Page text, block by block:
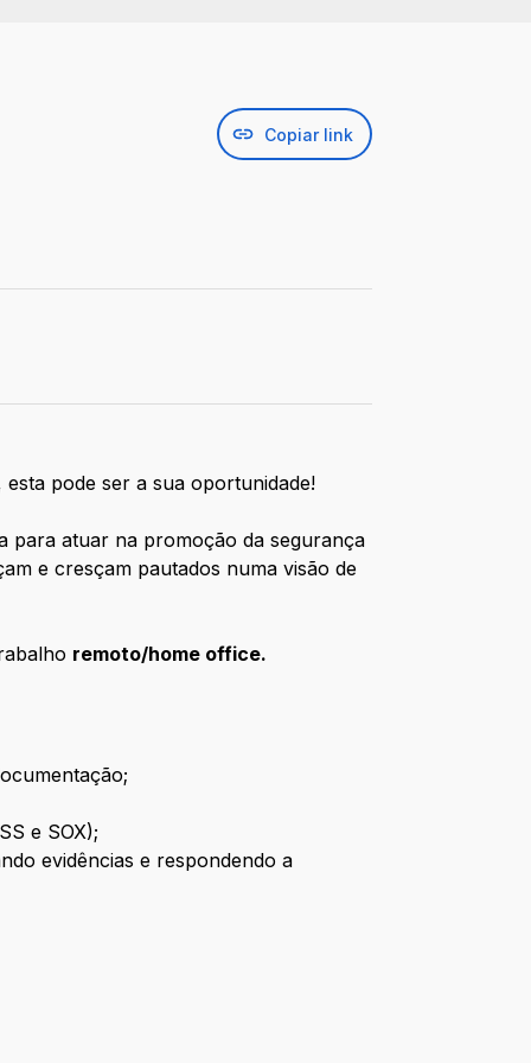
Copiar link
pode ser a sua oportunidade!
para atuar na promoção da segurança
e cresçam pautados numa visão de
remoto/home office.
e SOX);
evidências e respondendo a